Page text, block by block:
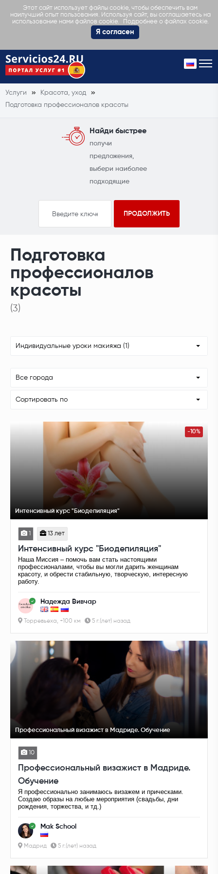
Этот сайт использует файлы cookie, чтобы обеспечить вам
наилучший опыт пользования. Используя сайт, вы соглашаетесь на
использование нами файлов cookie.
Подробнее о файлах cookie.
Я согласен
Услуги
Красота, уход
Подготовка профессионалов красоты
Найди быстрее
получи
предложения,
выбери наиболее
подходящие
Подготовка
профессионалов
красоты
(3)
Индивидуальные уроки макияжа (1)
Все города
Сортировать по
-10%
Интенсивный курс "Биодепиляция"
1 13 лет
Интенсивный курс "Биодепиляция"
Наша Миссия – помочь вам стать настоящими
профессионалами, чтобы вы могли дарить женщинам
красоту, и обрести стабильную, творческую, интересную
работу.
Надежда Вивчар
Торревьеха, +100 км 5 г.(лет) назад
Профессиональный визажист в Мадриде. Обучение
10
Профессиональный визажист в Мадриде.
Обучение
Я профессионально занимаюсь визажем и прическами.
Создаю образы на любые мероприятия (свадьбы, дни
рождения, торжества, и тд.)
Mak School
Мадрид 5 г.(лет) назад